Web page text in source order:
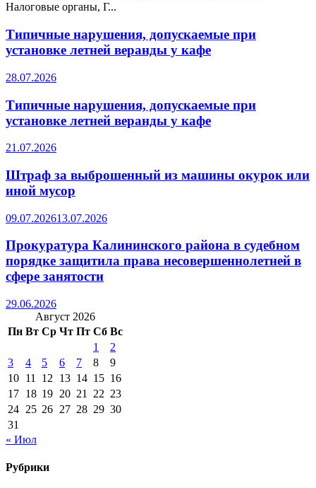
Налоговые органы, Г...
Типичные нарушения, допускаемые при
установке летней веранды у кафе
28.07.2026
Типичные нарушения, допускаемые при
установке летней веранды у кафе
21.07.2026
Штраф за выброшенный из машины окурок или
иной мусор
09.07.202613.07.2026
Прокуратура Калининского района в судебном
порядке защитила права несовершеннолетней в
сфере занятости
29.06.2026
Август 2026
Пн Вт Ср Чт Пт Сб Вс
1
2
3
4 5 6 7 8
9
10 11 12 13 14 15 16
17 18 19 20 21 22 23
24 25 26 27 28 29 30
31
« Июл
Рубрики